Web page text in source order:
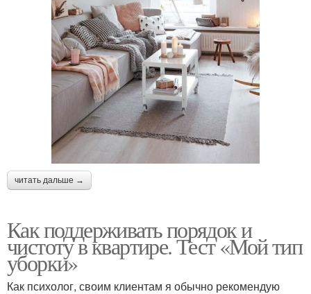
читать дальше →
Как поддерживать порядок и
чистоту в квартире. Тест «Мой тип
уборки»
Как психолог, своим клиентам я обычно рекомендую